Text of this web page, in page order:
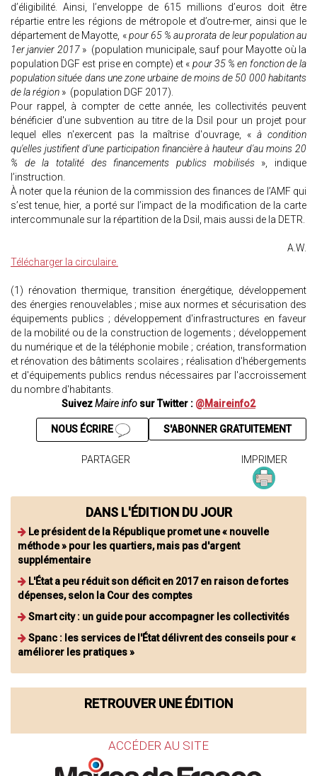
d’éligibilité. Ainsi, l’enveloppe de 615 millions d’euros doit être
répartie entre les régions de métropole et d’outre-mer, ainsi que le
département de Mayotte, «pour 65 % au prorata de leur population au
1er janvier 2017» (population municipale, sauf pour Mayotte où la
population DGF est prise en compte) et « pour 35 % en fonction de la
population située dans une zone urbaine de moins de 50 000 habitants
de la région » (population DGF 2017).
Pour rappel, à compter de cette année, les collectivités peuvent
bénéficier d'une subvention au titre de la Dsil pour un projet pour
lequel elles n'exercent pas la maîtrise d'ouvrage, «à condition
qu'elles justifient d'une participation financière à hauteur d'au moins 20
% de la totalité des financements publics mobilisés», indique
l’instruction.
À noter que la réunion de la commission des finances de l’AMF qui
s’est tenue, hier, a porté sur l’impact de la modification de la carte
intercommunale sur la répartition de la Dsil, mais aussi de la DETR.
A.W.
Télécharger la circulaire.
(1) rénovation thermique, transition énergétique, développement
des énergies renouvelables ; mise aux normes et sécurisation des
équipements publics ; développement d'infrastructures en faveur
de la mobilité ou de la construction de logements ; développement
du numérique et de la téléphonie mobile ; création, transformation
et rénovation des bâtiments scolaires ; réalisation d'hébergements
et d'équipements publics rendus nécessaires par l'accroissement
du nombre d'habitants.
SuivezMaire info sur Twitter : @Maireinfo2
S'ABONNER GRATUITEMENT
NOUS ÉCRIRE
PARTAGER IMPRIMER
DANS L'ÉDITION DU JOUR
Le président de la République promet une « nouvelle
méthode » pour les quartiers, mais pas d'argent
supplémentaire
L'État a peu réduit son déficit en 2017 en raison de fortes
dépenses, selon la Cour des comptes
Smart city : un guide pour accompagner les collectivités
Spanc : les services de l'État délivrent des conseils pour «
améliorer les pratiques »
RETROUVER UNE ÉDITION
ACCÉDER AU SITE